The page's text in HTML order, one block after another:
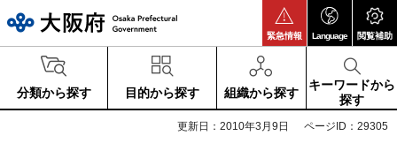
緊急情報 Language 閲覧補助
分類から探す 目的から探す 組織から探す
キーワードから
探す
更新日：2010年3月9日 ページID：29305